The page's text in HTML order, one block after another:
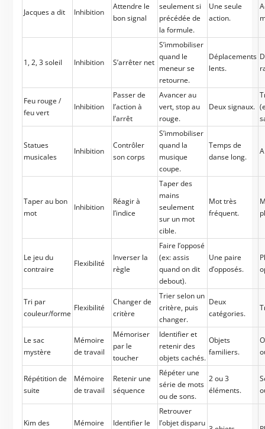
Jacques a dit Inhibition
Attendre le
bon signal
seulement si
précédée de
la formule.
Une seule
action.
1, 2, 3 soleil Inhibition S’arrêter net
S’immobiliser
quand le
meneur se
retourne.
Déplacements
lents.
Feu rouge /
feu vert
Inhibition
Passer de
l’action à
l’arrêt
Avancer au
vert, stop au
rouge.
Deux signaux.
Statues
musicales
Inhibition
Contrôler
son corps
S’immobiliser
quand la
musique
coupe.
Temps de
danse long.
Taper au bon
mot
Inhibition
Réagir à
l’indice
Taper des
mains
seulement
sur un mot
cible.
Mot très
fréquent.
Le jeu du
contraire
Flexibilité
Inverser la
règle
Faire l’opposé
(ex: assis
quand on dit
debout).
Une paire
d’opposés.
Tri par
couleur/forme
Flexibilité
Changer de
critère
Trier selon un
critère, puis
changer.
Deux
catégories.
Le sac
mystère
Mémoire
de travail
Mémoriser
par le
toucher
Identifier et
retenir des
objets cachés.
Objets
familiers.
Répétition de
suite
Mémoire
de travail
Retenir une
séquence
Répéter une
série de mots
ou de sons.
2 ou 3
éléments.
Kim des Mémoire Identifier le
Retrouver
l’objet disparu